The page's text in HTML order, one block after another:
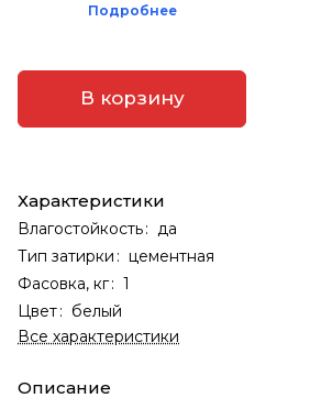
Подробнее
В корзину
Характеристики
Влагостойкость:
да
Тип затирки : цементная
Фасовка, кг: 1
Цвет: белый
Все характеристики
Описание